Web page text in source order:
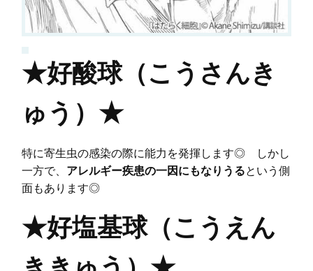
★好酸球（こうさんき
ゅう）★
特に寄生虫の感染の際に能力を発揮します◎ しかし
一方で、 アレルギー疾患の一因にもなりうるという側
面もあります◎
★好塩基球（こうえん